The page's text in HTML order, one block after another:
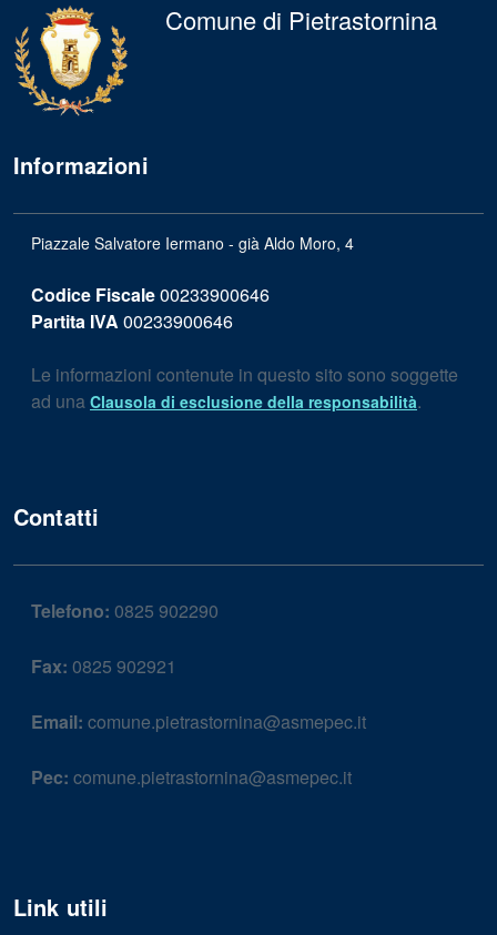
Comune di Pietrastornina
Informazioni
Piazzale Salvatore Iermano - già Aldo Moro, 4
Codice Fiscale00233900646
Partita IVA 00233900646
Le informazioni contenute in questo sito sono soggette
ad una Clausola di esclusione della responsabilità.
Contatti
Telefono: 0825 902290
Fax: 0825 902921
Email: comune.pietrastornina@asmepec.it
Pec: comune.pietrastornina@asmepec.it
Link utili